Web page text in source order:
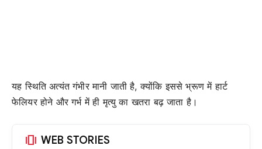
यह स्थिति अत्यंत गंभीर मानी जाती है, क्योंकि इससे भ्रूण में हार्ट
फेलियर होने और गर्भ में ही मृत्यु का खतरा बढ़ जाता है।
amp_stories WEB STORIES